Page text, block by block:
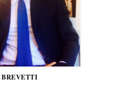
BREVETTI